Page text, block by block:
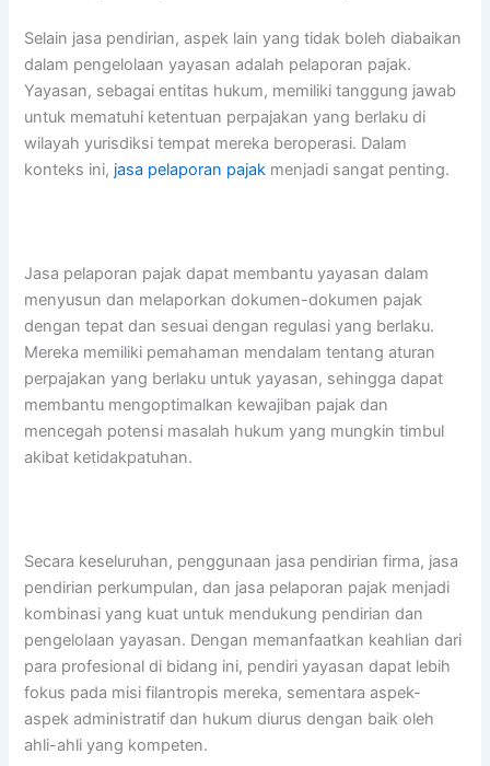
Selain jasa pendirian, aspek lain yang tidak boleh diabaikan
dalam pengelolaan yayasan adalah pelaporan pajak.
Yayasan, sebagai entitas hukum, memiliki tanggung jawab
untuk mematuhi ketentuan perpajakan yang berlaku di
wilayah yurisdiksi tempat mereka beroperasi. Dalam
konteks ini, jasa pelaporan pajak menjadi sangat penting.
Jasa pelaporan pajak dapat membantu yayasan dalam
menyusun dan melaporkan dokumen-dokumen pajak
dengan tepat dan sesuai dengan regulasi yang berlaku.
Mereka memiliki pemahaman mendalam tentang aturan
perpajakan yang berlaku untuk yayasan, sehingga dapat
membantu mengoptimalkan kewajiban pajak dan
mencegah potensi masalah hukum yang mungkin timbul
akibat ketidakpatuhan.
Secara keseluruhan, penggunaan jasa pendirian firma, jasa
pendirian perkumpulan, dan jasa pelaporan pajak menjadi
kombinasi yang kuat untuk mendukung pendirian dan
pengelolaan yayasan. Dengan memanfaatkan keahlian dari
para profesional di bidang ini, pendiri yayasan dapat lebih
fokus pada misi filantropis mereka, sementara aspek-
aspek administratif dan hukum diurus dengan baik oleh
ahli-ahli yang kompeten.